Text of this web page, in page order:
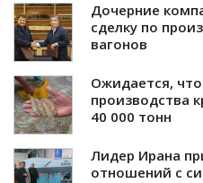
Дочерние
сделку по
вагонов
Ожидается,
производства
40 000 тонн
Лидер Ирана
отношений с